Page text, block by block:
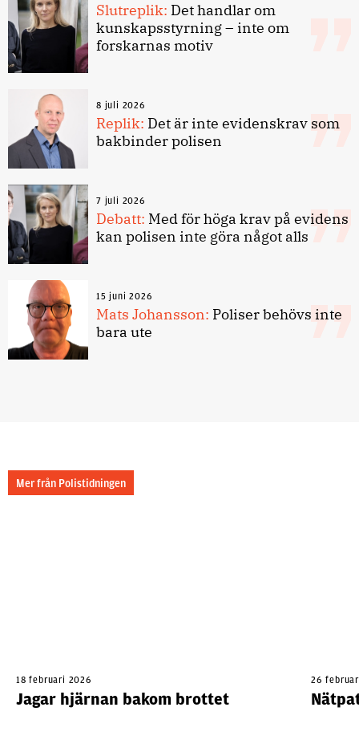
Slutreplik: Det handlar om
kunskapsstyrning – inte om
forskarnas motiv
8 juli 2026
Replik: Det är inte evidenskrav som
bakbinder polisen
7 juli 2026
Debatt: Med för höga krav på evidens
kan polisen inte göra något alls
15 juni 2026
Mats Johansson: Poliser behövs inte
bara ute
Mer från Polistidningen
18 februari 2026
Jagar hjärnan bakom brottet
26